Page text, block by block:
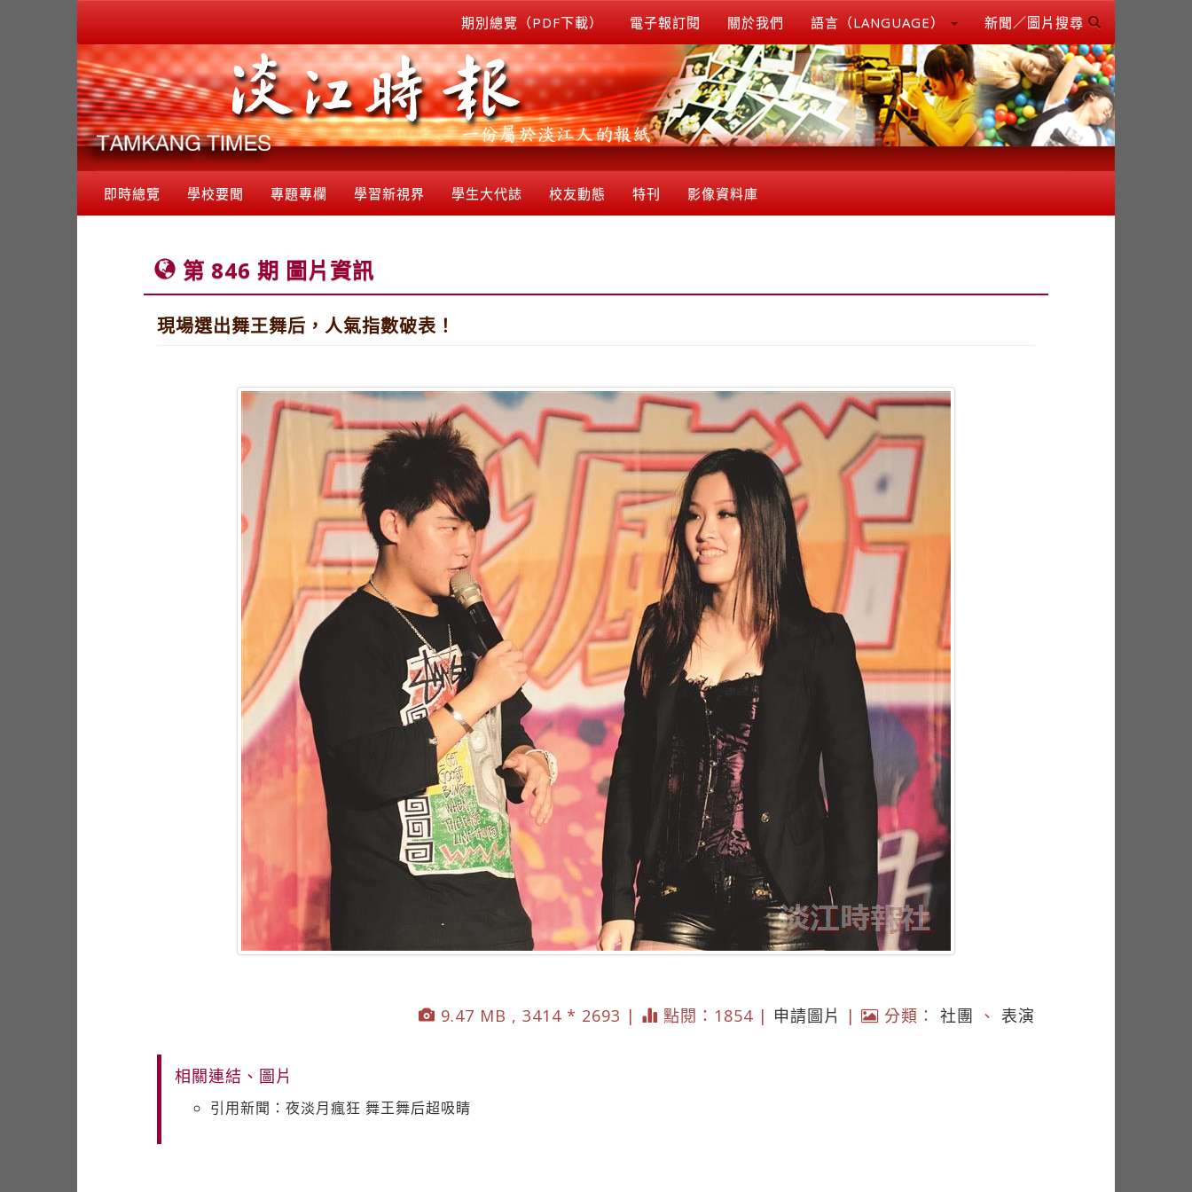
期別總覽（PDF下載） 電子報訂閱 關於我們 語言（LANGUAGE） 新聞／圖片搜尋
即時總覽 學校要聞 專題專欄 學習新視界 學生大代誌 校友動態 特刊 影像資料庫
第 846 期 圖片資訊
現場選出舞王舞后，人氣指數破表！
9.47 MB , 3414 * 2693 | 點閱：1854 | 申請圖片 | 分類： 社團 、 表演
相關連結、圖片
引用新聞：夜淡月瘋狂 舞王舞后超吸睛